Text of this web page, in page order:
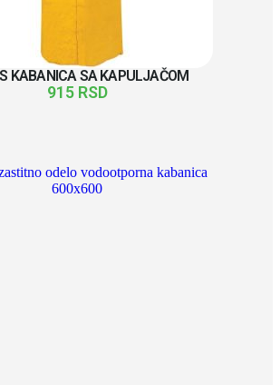
KABANICA SA KAPULJAČOM
915 RSD